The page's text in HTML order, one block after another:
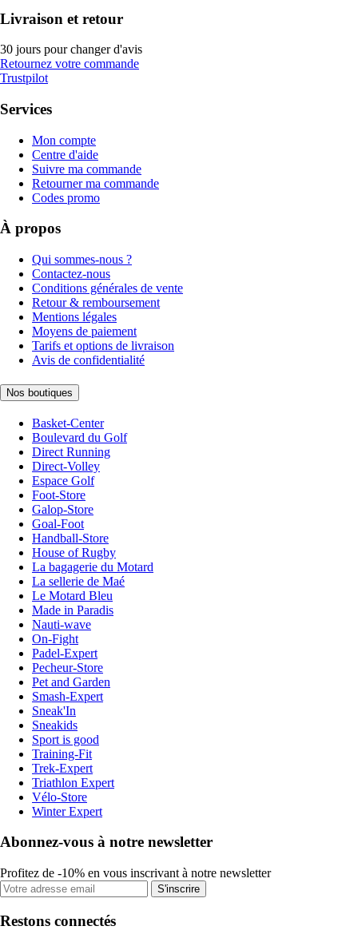
Livraison et retour
30 jours pour changer d'avis
Retournez votre commande
Trustpilot
Services
Mon compte
Centre d'aide
Suivre ma commande
Retourner ma commande
Codes promo
À propos
Qui sommes-nous ?
Contactez-nous
Conditions générales de vente
Retour & remboursement
Mentions légales
Moyens de paiement
Tarifs et options de livraison
Avis de confidentialité
Nos boutiques
Basket-Center
Boulevard du Golf
Direct Running
Direct-Volley
Espace Golf
Foot-Store
Galop-Store
Goal-Foot
Handball-Store
House of Rugby
La bagagerie du Motard
La sellerie de Maé
Le Motard Bleu
Made in Paradis
Nauti-wave
On-Fight
Padel-Expert
Pecheur-Store
Pet and Garden
Smash-Expert
Sneak'In
Sneakids
Sport is good
Training-Fit
Trek-Expert
Triathlon Expert
Vélo-Store
Winter Expert
Abonnez-vous à notre newsletter
Profitez de -10% en vous inscrivant à notre newsletter
S'inscrire
Restons connectés